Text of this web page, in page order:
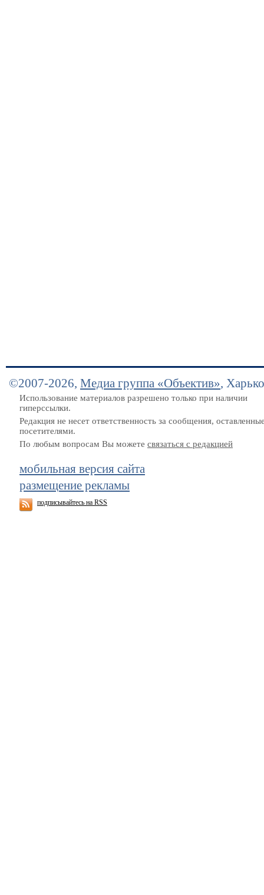
©2007-2026, Медиа группа «Объектив»,
Использование материалов разрешено только при наличии
гиперссылки.
Редакция не несет ответственность за сообщения,
посетителями.
По любым вопросам Вы можете связаться с редакцией
мобильная версия сайта
размещение рекламы
подписывайтесь на RSS